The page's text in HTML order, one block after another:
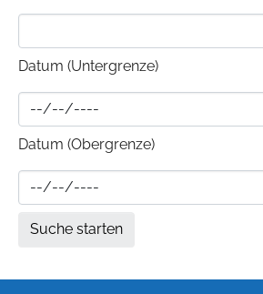
Datum (Untergrenze)
Datum (Obergrenze)